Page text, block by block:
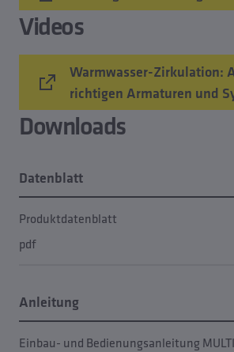
Videos
Warmwasser-Zirkulation:
richtigen Armaturen und
Downloads
Datenblatt
Produktdatenblatt
pdf
Anleitung
Einbau- und Bedienungsanleitung